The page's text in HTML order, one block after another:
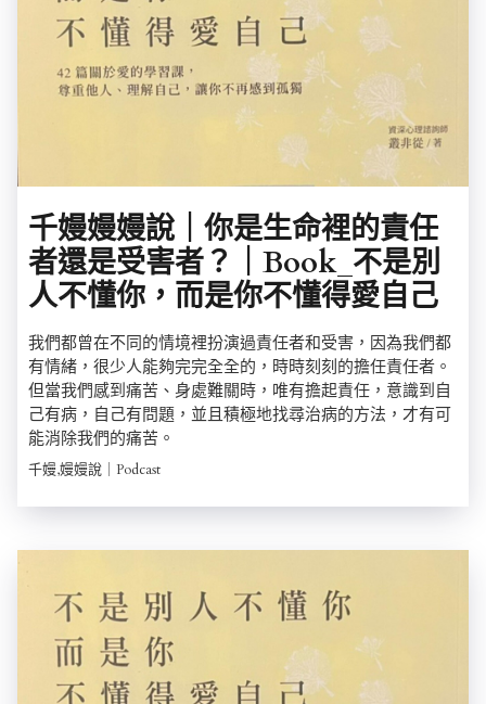
千嫚嫚嫚說｜你是生命裡的責任
者還是受害者？｜Book_不是別
人不懂你，而是你不懂得愛自己
我們都曾在不同的情境裡扮演過責任者和受害，因為我們都
有情緒，很少人能夠完完全全的，時時刻刻的擔任責任者。
但當我們感到痛苦、身處難關時，唯有擔起責任，意識到自
己有病，自己有問題，並且積極地找尋治病的方法，才有可
能消除我們的痛苦。
千嫚,嫚嫚說｜Podcast